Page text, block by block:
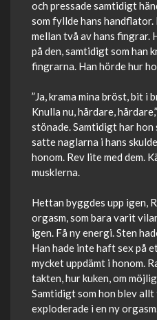
och pressade samtidigt
som fyllde hans
mellan två av hans fingrar.
på den, samtidigt som han
fingrarna. Han hörde hur
”Ja, krama mina bröst, bit i
Knulla nu, hårdare,
stönade. Samtidigt har hon
satte naglarna i hans
honom. Rev lite med dem.
musklerna.
Hettan byggdes upp igen,
orgasm, som bara varit
igen. Få ny energi. Sten
Han hade inte haft sex på
mycket uppdämt i honom.
takten, hur kuken, om
Samtidigt som hon blev
exploderade i en ny